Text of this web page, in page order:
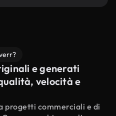
e generati
velocità e
progetti commerciali e di